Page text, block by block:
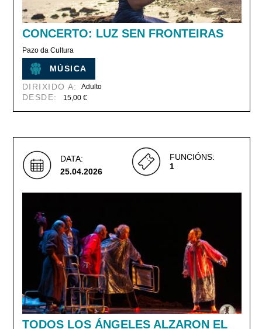
CONCERTO: LUZ SEN FRONTEIRAS
Pazo da Cultura
MÚSICA
DIRIXIDO A:
Adulto
DESDE: 15,00 €
DATA:
25.04.2026
FUNCIÓNS:
1
TODOS LOS ÁNGELES ALZARON EL